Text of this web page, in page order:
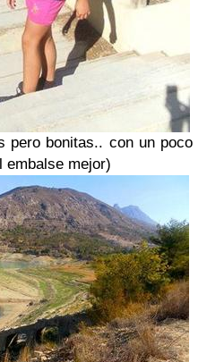
pero bonitas.. con un poco
embalse mejor)